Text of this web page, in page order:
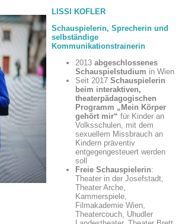
LISSI KOFLER
Schauspielerin, Sprecherin und
selbständige
Kommunikationstrainerin
2013 abgeschlossenes
Schauspielstudium in Wien
Seit 2017 Schauspielerin
beim interaktiven,
theaterpädagogischen
Programm „Mein Körper
gehört mir“ für Kinder an
Volksschulen, mit dem
sexuellem Missbrauch an
Kindern präventiv
entgegengesteuert werden
soll
Freie Schauspielerin:
Theater in der Josefstadt,
Theater Arche,
Kammerspiele,
Filmakademie Wien,
Theatercouch, Uhudler